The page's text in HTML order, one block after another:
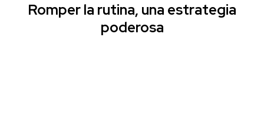
Romper la rutina, una estrategia
poderosa